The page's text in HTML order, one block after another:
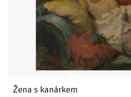
Žena s kanárkem